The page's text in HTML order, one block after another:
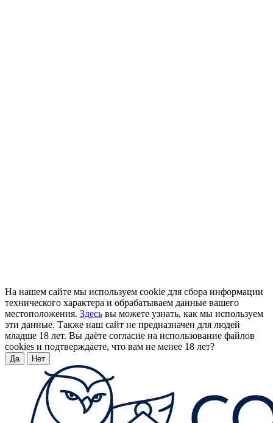
На нашем сайте мы используем cookie для сбора информации
технического характера и обрабатываем данные вашего
местоположения. Здесь вы можете узнать, как мы используем
эти данные. Также наш сайт не предназначен для людей
младше 18 лет. Вы даёте согласие на использование файлов
cookies и подтверждаете, что вам не менее 18 лет?
Да Нет